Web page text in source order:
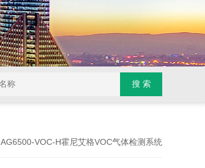
VOC-H霍尼艾格VOC气体检测系统